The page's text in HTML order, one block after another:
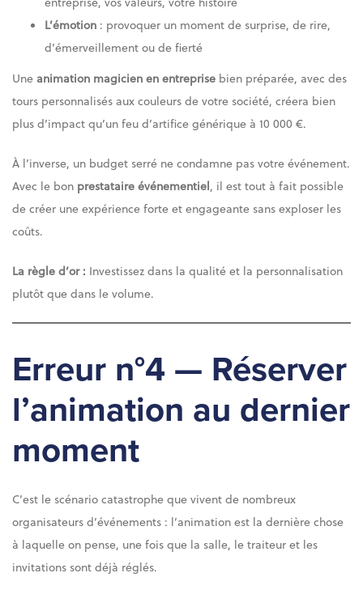
L’émotion : provoquer un moment de surprise, de rire,
d’émerveillement ou de fierté
Une animation magicien en entreprise bien préparée, avec des
tours personnalisés aux couleurs de votre société, créera bien
plus d’impact qu’un feu d’artifice générique à 10 000 €.
À l’inverse, un budget serré ne condamne pas votre événement.
Avec le bon prestataire événementiel, il est tout à fait possible
de créer une expérience forte et engageante sans exploser les
coûts.
La règle d’or : Investissez dans la qualité et la personnalisation
plutôt que dans le volume.
Erreur n°4 — Réserver
l’animation au dernier
moment
C’est le scénario catastrophe que vivent de nombreux
organisateurs d’événements : l’animation est la dernière chose
à laquelle on pense, une fois que la salle, le traiteur et les
invitations sont déjà réglés.